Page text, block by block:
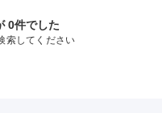
0件でした
索してください